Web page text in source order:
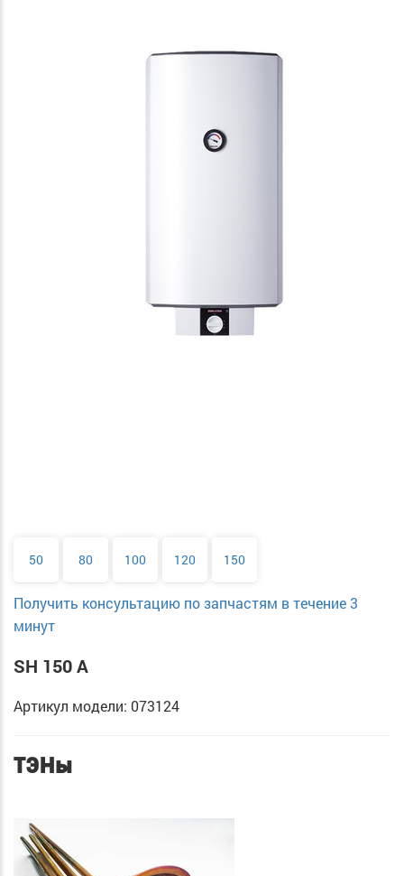
50 80 100 120 150
Получить консультацию по запчастям в течение 3
минут
SH 150 A
Артикул модели: 073124
ТЭНы